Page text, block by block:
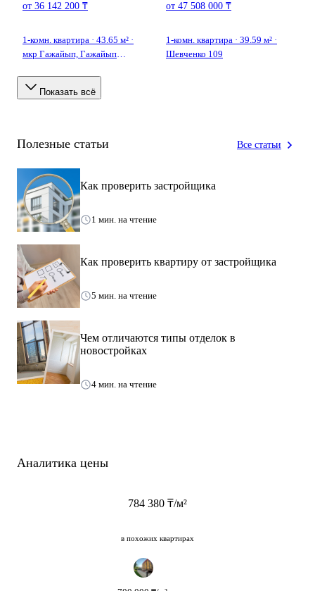
Аналитика цены
784 380 ₸/м²
в похожих квартирах
Полезные статьи Все статьи
Как проверить застройщика
1 мин. на чтение
Как проверить квартиру от застройщика
5 мин. на чтение
Чем отличаются типы отделок в
новостройках
4 мин. на чтение
от 36 142 200 ₸
1-комн. квартира · 43.65 м² ·
мкр Гажайып, ​Гажайып
от 47 508 000 ₸
1-комн. квартира · 39.59 м² ·
Шевченко 109
Показать всё